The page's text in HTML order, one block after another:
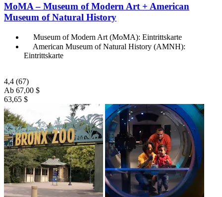
MoMA – Museum of Modern Art + American
Museum of Natural History
Museum of Modern Art (MoMA): Eintrittskarte
American Museum of Natural History (AMNH):
Eintrittskarte
4,4 (67)
Ab 67,00 $
63,65 $